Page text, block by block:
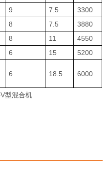
9 7.5
3300
8 7.5
3880
8 11
4550
6 15
5200
6 18.5 6000